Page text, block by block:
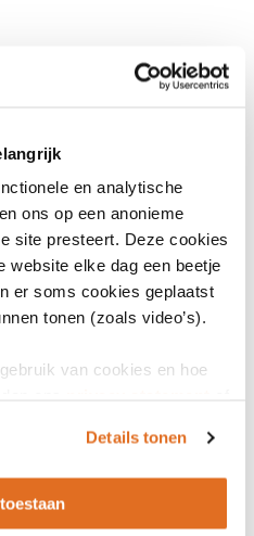
en analytische
ons op een anonieme
site presteert. Deze cookies
website elke dag een beetje
er soms cookies geplaatst
tonen (zoals video’s).
van cookies en hoe
Details tonen
Youtube